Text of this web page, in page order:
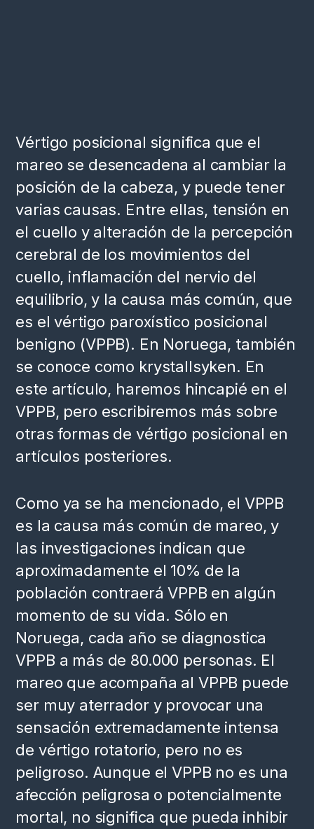
Vértigo posicional significa que el
mareo se desencadena al cambiar la
posición de la cabeza, y puede tener
varias causas. Entre ellas, tensión en
el cuello y alteración de la percepción
cerebral de los movimientos del
cuello, inflamación del nervio del
equilibrio, y la causa más común, que
es el vértigo paroxístico posicional
benigno (VPPB). En Noruega, también
se conoce como krystallsyken. En
este artículo, haremos hincapié en el
VPPB, pero escribiremos más sobre
otras formas de vértigo posicional en
artículos posteriores.
Como ya se ha mencionado, el VPPB
es la causa más común de mareo, y
las investigaciones indican que
aproximadamente el 10% de la
población contraerá VPPB en algún
momento de su vida. Sólo en
Noruega, cada año se diagnostica
VPPB a más de 80.000 personas. El
mareo que acompaña al VPPB puede
ser muy aterrador y provocar una
sensación extremadamente intensa
de vértigo rotatorio, pero no es
peligroso. Aunque el VPPB no es una
afección peligrosa o potencialmente
mortal, no significa que pueda inhibir